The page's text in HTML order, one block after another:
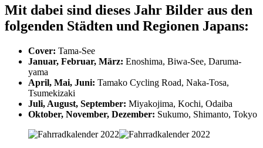
Mit dabei sind dieses Jahr Bilder aus den
folgenden Städten und Regionen Japans:
Cover: Tama-See
Januar, Februar, März: Enoshima, Biwa-See, Daruma-
yama
April, Mai, Juni: Tamako Cycling Road, Naka-Tosa,
Tsumekizaki
Juli, August, September: Miyakojima, Kochi, Odaiba
Oktober, November, Dezember: Sukumo, Shimanto, Tokyo